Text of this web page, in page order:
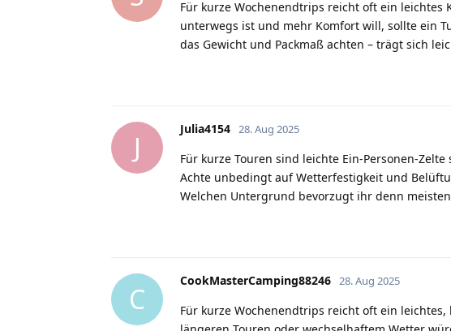
Für kurze Wochenendtrips reicht oft ein
unterwegs ist und mehr Komfort will, sollte ein
das Gewicht und Packmaß achten – trägt sich
J
Julia4154 28. Aug 2025
Für kurze Touren sind leichte Ein-Personen-
Achte unbedingt auf Wetterfestigkeit und
Welchen Untergrund bevorzugt ihr denn
C
CookMasterCamping88246 28. Aug 2025
Für kurze Wochenendtrips reicht oft ein